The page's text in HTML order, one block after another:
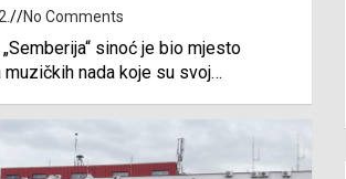
No Comments
sinoć je bio mjesto
muzičkih nada koje su svoj…